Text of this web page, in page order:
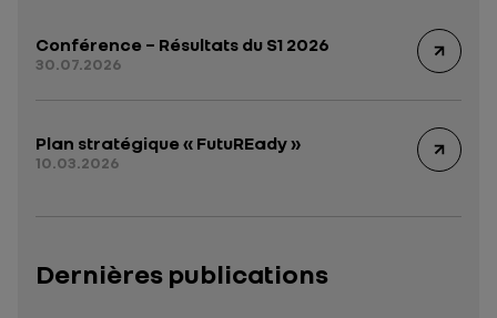
Conférence – Résultats du S1 2026
30.07.2026
Plan stratégique « FutuREady »
10.03.2026
Dernières publications